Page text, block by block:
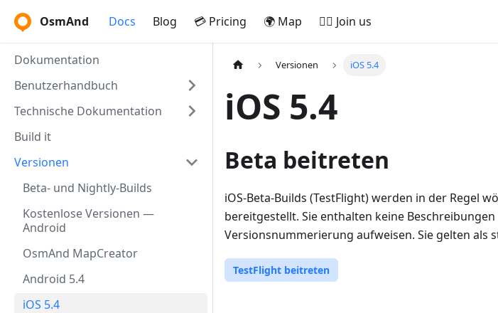
OsmAnd Docs Blog 💳 Pricing 🌍 Map 🚵‍♂️ Join us
Dokumentation
Benutzerhandbuch
Technische Dokumentation
Build it
Versionen
Beta- und Nightly-Builds
Kostenlose Versionen —
Android
OsmAnd MapCreator
Android 5.4
iOS 5.4
Versionen iOS 5.4
iOS 5.4
Beta beitreten
iOS-Beta-Builds (TestFlight) werden in der Regel
bereitgestellt. Sie enthalten keine
Versionsnummerierung aufweisen. Sie gelten als
TestFlight beitreten